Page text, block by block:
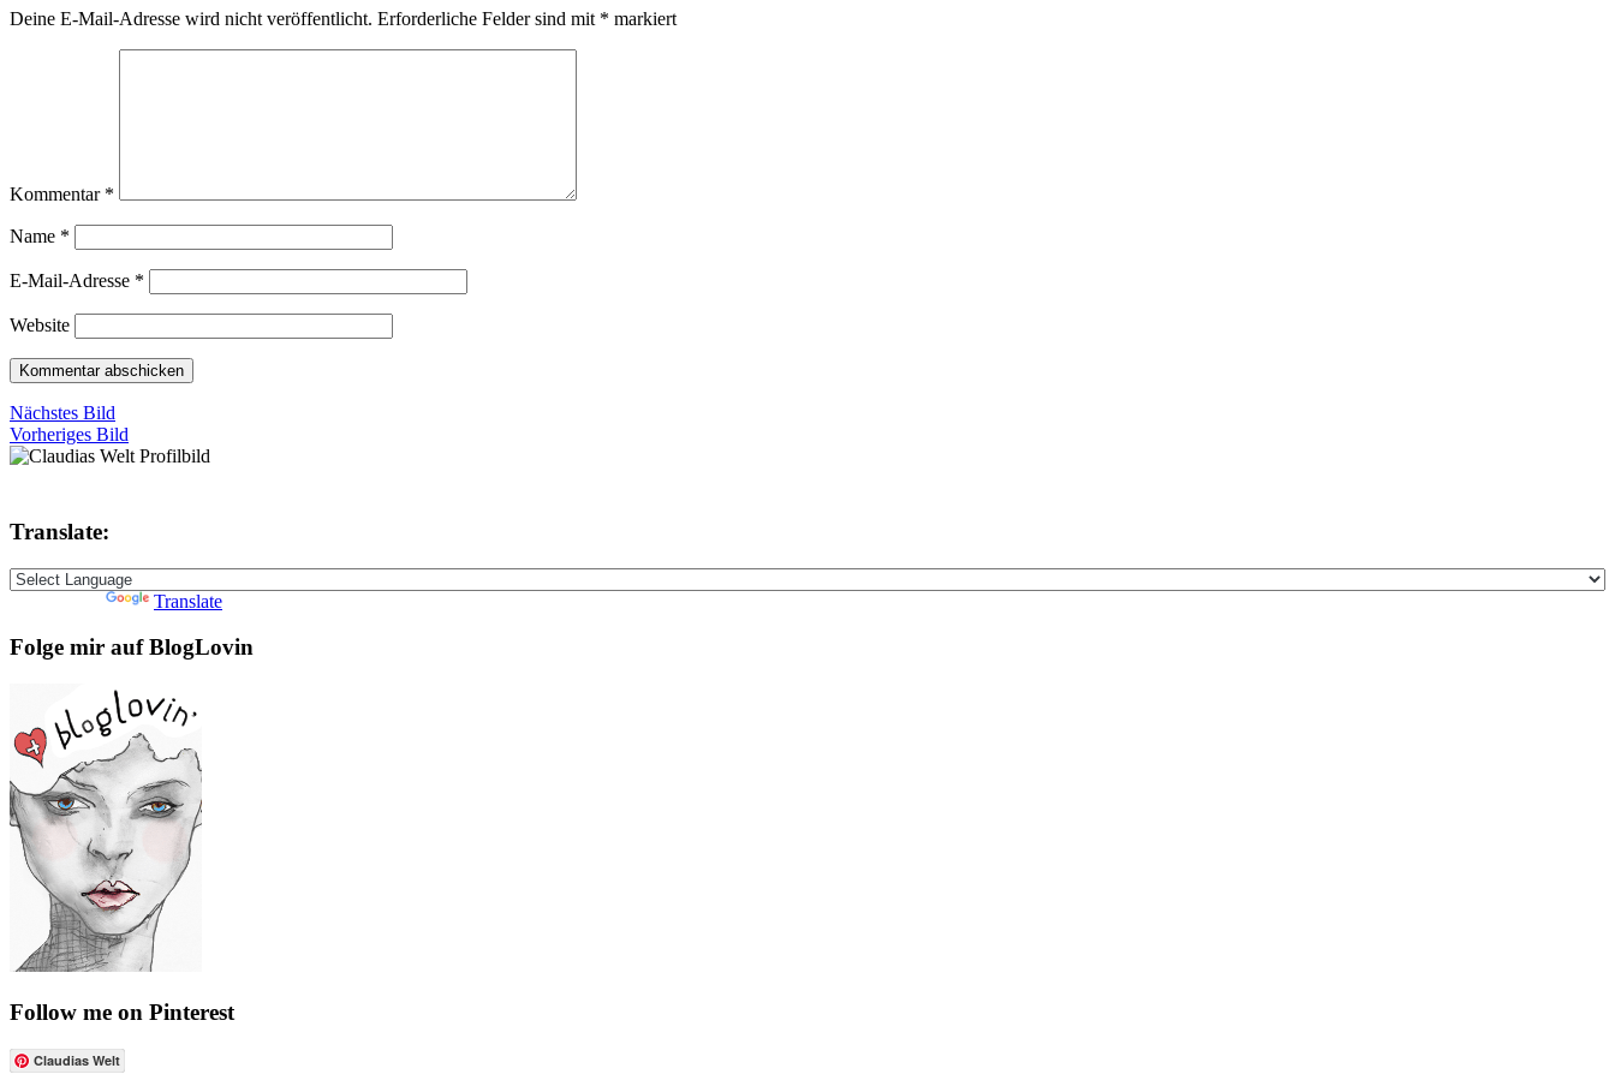
Deine E-Mail-Adresse wird nicht veröffentlicht. Erforderliche Felder sind mit * markiert
Kommentar *
Name *
E-Mail-Adresse *
Website
Nächstes Bild
Vorheriges Bild
Translate:
Translate
Folge mir auf BlogLovin
Follow me on Pinterest
Claudias Welt